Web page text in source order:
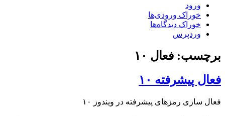
ورود
خوراک ورودی‌ها
خوراک دیدگاه‌ها
وردپرس
برچسب: فعال ۱۰
فعال پیشرفته ۱۰
فعال سازی رمزهای پیشرفته در ویندوز ۱۰